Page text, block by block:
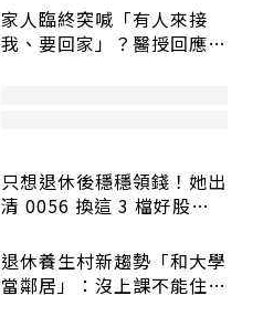
家人臨終突喊「有人來接
我、要回家」？醫授回應方
只想退休後穩穩領錢！她出
清 0056 換這 3 檔好股：
退休養生村新趨勢「和大學
當鄰居」：沒上課不能住、